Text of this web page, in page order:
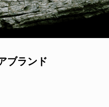
ブランド